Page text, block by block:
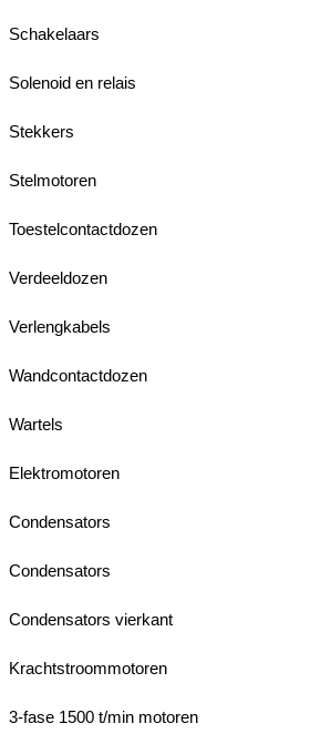
Schakelaars
Solenoid en relais
Stekkers
Stelmotoren
Toestelcontactdozen
Verdeeldozen
Verlengkabels
Wandcontactdozen
Wartels
Elektromotoren
Condensators
Condensators
Condensators vierkant
Krachtstroommotoren
3-fase 1500 t/min motoren